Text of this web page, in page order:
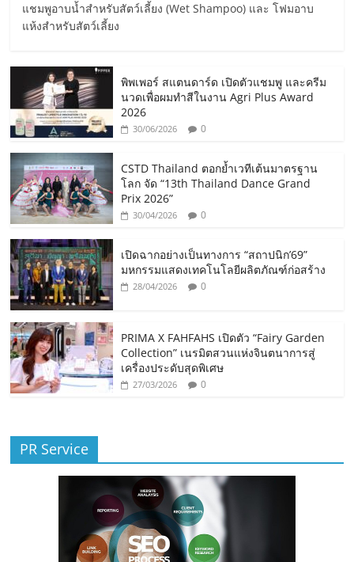
แชมพูอาบน้ำสำหรับสัตว์เลี้ยง (Wet Shampoo) และ โฟมอาบ
แห้งสำหรับสัตว์เลี้ยง
พิพเพอร์ สแตนดาร์ด เปิดตัวแชมพู และครีม
นวดเพื่อผมทำสีในงาน Agri Plus Award
2026
30/06/2026 0
CSTD Thailand ตอกย้ำเวทีเต้นมาตรฐาน
โลก จัด “13th Thailand Dance Grand
Prix 2026”
30/04/2026 0
เปิดฉากอย่างเป็นทางการ “สถาปนิก’69”
มหกรรมแสดงเทคโนโลยีผลิตภัณฑ์ก่อสร้าง
28/04/2026 0
PRIMA X FAHFAHS เปิดตัว “Fairy Garden
Collection” เนรมิตสวนแห่งจินตนาการสู่
เครื่องประดับสุดพิเศษ
27/03/2026 0
PR Service